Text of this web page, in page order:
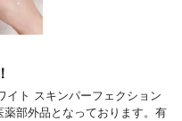
イト スキンパーフェクション
部外品となっております。有